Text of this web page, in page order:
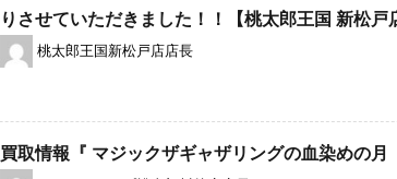
りさせていただきました！！【桃太郎王国 新松戸
桃太郎王国新松戸店店長
買取情報『 マジックザギャザリングの血染めの月